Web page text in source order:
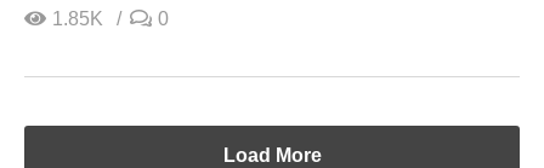
1.85K
0
Load More